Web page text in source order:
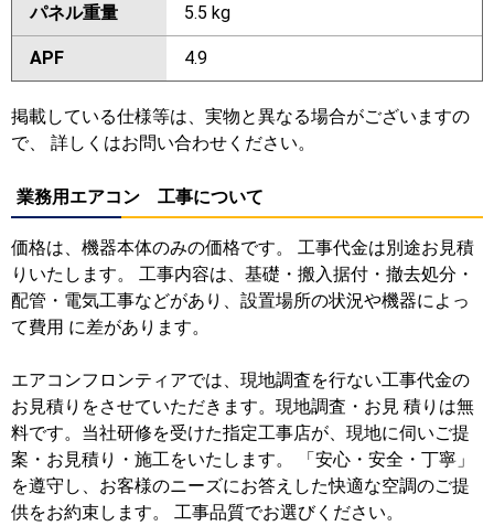
パネル重量 5.5 kg
APF 4.9
掲載している仕様等は、実物と異なる場合がございますの
で、 詳しくはお問い合わせください。
業務用エアコン 工事について
価格は、機器本体のみの価格です。 工事代金は別途お見積
りいたします。 工事内容は、基礎・搬入据付・撤去処分・
配管・電気工事などがあり、設置場所の状況や機器によっ
て費用 に差があります。
エアコンフロンティアでは、現地調査を行ない工事代金の
お見積りをさせていただきます。現地調査・お見 積りは無
料です。当社研修を受けた指定工事店が、現地に伺いご提
案・お見積り・施工をいたします。 「安心・安全・丁寧」
を遵守し、お客様のニーズにお答えした快適な空調のご提
供をお約束します。 工事品質でお選びください。